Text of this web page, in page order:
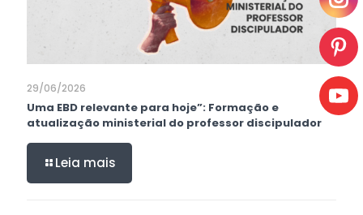
29/06/2026
Uma EBD relevante para hoje”: Formação e
atualização ministerial do professor discipulador
Leia mais